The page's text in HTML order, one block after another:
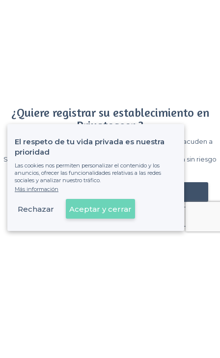
¿Quiere registrar su establecimiento en
Privateaser ?
Gane muchos clientes entre el millón de visitantes que acuden a
Sin comisiones y sin compromiso, pagas una cantidad fija sin riesgo
de ver la factura.
Registrar mi establecimiento
Ya es cliente
El respeto de tu vida privada es nuestra
prioridad
Las cookies nos permiten personalizar el contenido y los
anuncios, ofrecer las funcionalidades relativas a las redes
sociales y analizar nuestro tráfico.
Más información
Rechazar Aceptar y cerrar